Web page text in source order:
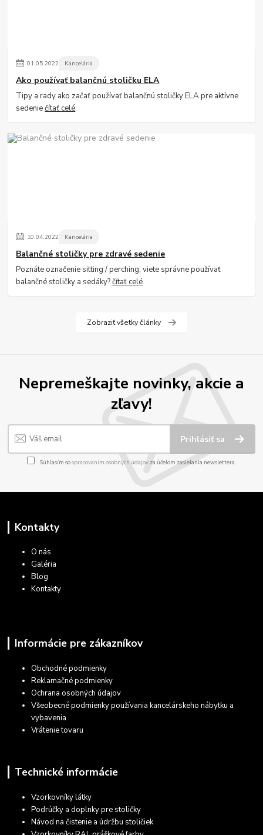
01.05.2022 Kancelária
Ako používať balančnú stoličku ELA
Tipy a rady ako začať používať balančnú stoličky ELA pre aktívne
sedeniečítať celé
10.04.2022 Kancelária
Balančné stoličky pre zdravé sedenie
Poznáte označenie sitting / perching, viete správne používať
balančné stoličky a sedáky?čítať celé
Zobraziť všetky články
Nepremeškajte novinky, akcie a
zľavy!
Prihlásiť sa
Súhlasím sospracovaním osobných údajov za účelom zasielania newslettera.
Kontakty
O nás
Galéria
Blog
Kontakty
Informácie pre zákazníkov
Obchodné podmienky
Reklamačné podmienky
Ochrana osobných údajov
Všeobecné podmienky používania kancelárskeho nábytku a
vybavenia
Vrátenie tovaru
Technické informácie
Vzorkovníky látky
Podrúčky a doplnky pre stoličky
Návod na čistenie a údržbu stoličiek